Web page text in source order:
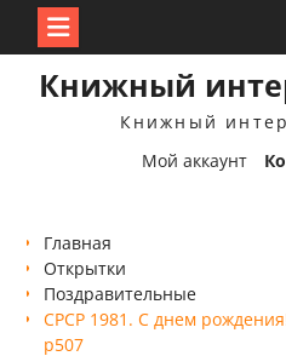
Книжный
Книжный
Мой аккаунт
Главная
Открытки
Поздравительные
СРСР 1981. С днем
р507